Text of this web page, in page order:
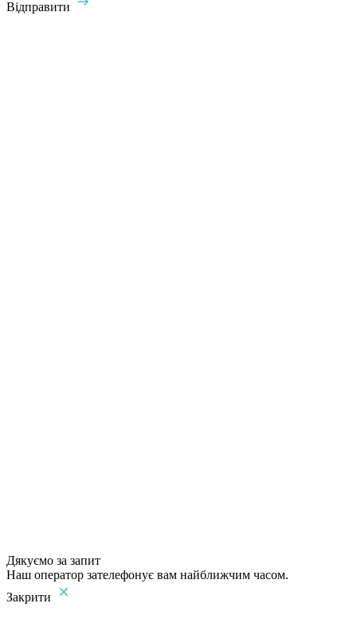
Відправити
Дякуємо за запит
Наш оператор зателефонує вам найближчим часом.
Закрити